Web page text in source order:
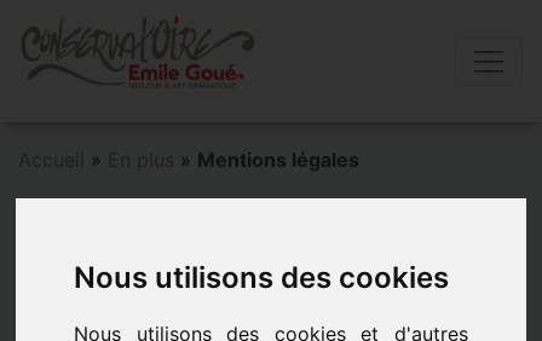
Nous utilisons des cookies
Nous utilisons des cookies et d'autres
Accueil » En plus » Mentions légales